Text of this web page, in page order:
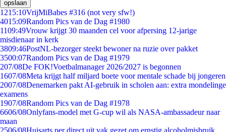
opslaan
1215:10VrijMiBabes #316 (not very sfw!)
4015:09Random Pics van de Dag #1980
1109:49Vrouw krijgt 30 maanden cel voor afpersing 12-jarige
misdienaar in kerk
3809:46PostNL-bezorger steekt bewoner na ruzie over pakket
3500:07Random Pics van de Dag #1979
207/08De FOK!Voetbalmanager 2026/2027 is begonnen
1607/08Meta krijgt half miljard boete voor mentale schade bij jongeren
2007/08Denemarken pakt AI-gebruik in scholen aan: extra mondelinge
examens
1907/08Random Pics van de Dag #1978
6606/08Onlyfans-model met G-cup wil als NASA-ambassadeur naar
maan
2506/08Huisarts per direct uit vak gezet om ernstig alcoholmisbruik